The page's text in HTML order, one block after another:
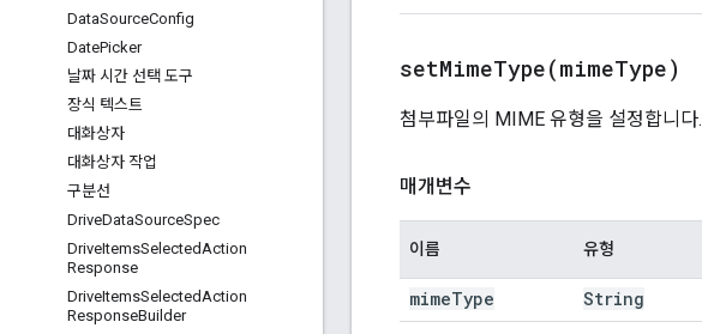
DataSourceConfig
DatePicker
날짜 시간 선택 도구
장식 텍스트
대화상자
대화상자 작업
구분선
DriveDataSourceSpec
DriveItemsSelectedAction
Response
DriveItemsSelectedAction
ResponseBuilder
setMimeType(mimeType)
첨부파일의 MIME 유형을 설정합니다.
매개변수
이름 유형
mimeType String